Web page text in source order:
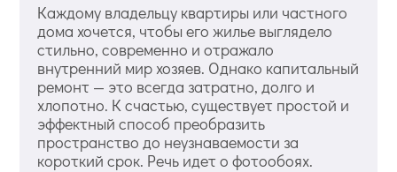
Каждому владельцу квартиры или частного
дома хочется, чтобы его жилье выглядело
стильно, современно и отражало
внутренний мир хозяев. Однако капитальный
ремонт — это всегда затратно, долго и
хлопотно. К счастью, существует простой и
эффектный способ преобразить
пространство до неузнаваемости за
короткий срок. Речь идет о фотообоях.